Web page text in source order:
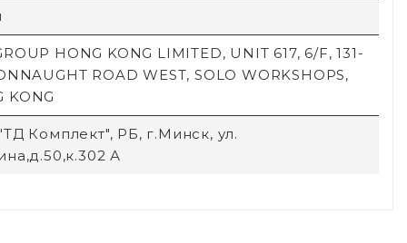
HONG KONG LIMITED, UNIT 617, 6/F, 131-
ROAD WEST, SOLO WORKSHOPS,
KONG
Комплект", РБ, г.Минск, ул.
А